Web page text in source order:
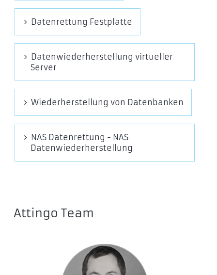
Datenrettung Festplatte
Datenwiederherstellung virtueller
Server
Wiederherstellung von Datenbanken
NAS Datenrettung - NAS
Datenwiederherstellung
Attingo Team